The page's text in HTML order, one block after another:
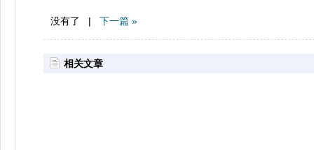
没有了 | 下一篇 »
相关文章